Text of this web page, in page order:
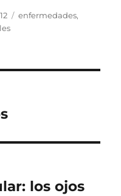
Categorías
enfermedades,
los ojos